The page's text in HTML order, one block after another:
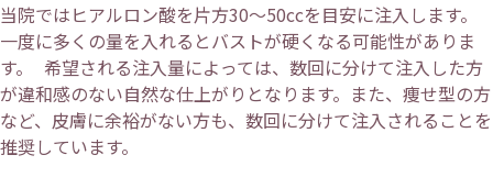
当院ではヒアルロン酸を片方30～50ccを目安に注入します。
一度に多くの量を入れるとバストが硬くなる可能性がありま
す。 希望される注入量によっては、数回に分けて注入した方
が違和感のない自然な仕上がりとなります。また、痩せ型の方
など、皮膚に余裕がない方も、数回に分けて注入されることを
推奨しています。